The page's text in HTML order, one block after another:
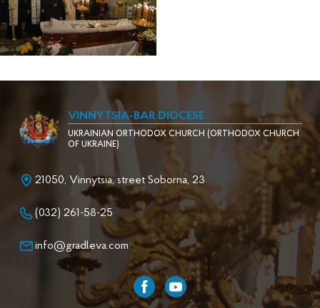
VINNYTSIA-BAR DIOCESE
UKRAINIAN ORTHODOX CHURCH (ORTHODOX CHURCH
OF UKRAINE)
21050, Vinnytsia, street Soborna, 23
(032) 261-58-25
info@gradleva.com